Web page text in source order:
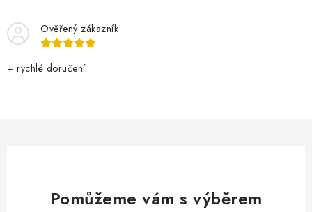
Ověřený zákazník
+ rychlé doručení
Pomůžeme vám s výběrem